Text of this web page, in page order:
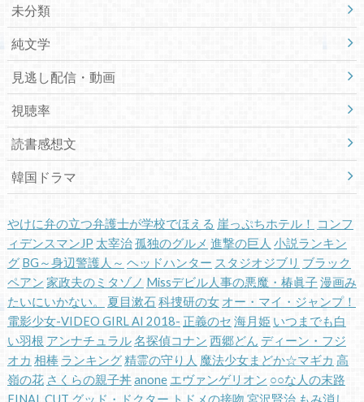
未分類
純文学
見逃し配信・動画
視聴率
読書感想文
韓国ドラマ
やけに弁の立つ弁護士が学校でほえる 崖っぷちホテル！
コンフ
ィデンスマンJP 太宰治孤独のグルメ 進撃の巨人 小説ランキン
グ BG～身辺警護人～ ヘッドハンター スタジオジブリ ブラック
ペアン 家政夫のミタゾノ Missデビル人事の悪魔・椿眞子漫画み
たいにいかない。
夏目漱石科捜研の女 オー・マイ・ジャンプ！
電影少女-VIDEO GIRL AI 2018- 正義のセ 海月姫 いつまでも白
い羽根 アンナチュラル名探偵コナン 西郷どん ディーン・フジ
オカ 相棒 ランキング精霊の守り人 魔法少女まどか☆マギカ 高
嶺の花 さくらの親子丼anone エヴァンゲリオン ○○な人の末路
FINAL CUT グッド・ドクター トドメの接吻 宮沢賢治 もみ消し